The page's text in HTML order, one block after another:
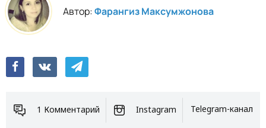
Автор:Фарангиз Максумжонова
1 Комментарий Instagram Telegram-канал